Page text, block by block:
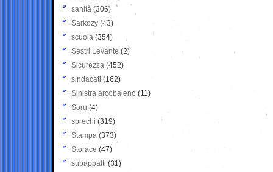
sanità (306)
Sarkozy (43)
scuola (354)
Sestri Levante (2)
Sicurezza (452)
sindacati (162)
Sinistra arcobaleno (11)
Soru (4)
sprechi (319)
Stampa (373)
Storace (47)
subappalti (31)